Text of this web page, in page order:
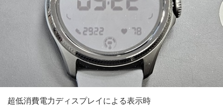
超低消費電力ディスプレイによる表示時